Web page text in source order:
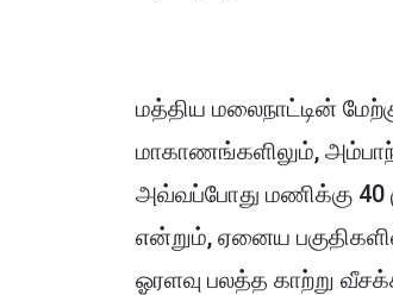
மத்திய மலைநாட்டின்
மாகாணங்களிலும்,
அவ்வப்போது மணிக்கு 40
என்றும், ஏனைய
ஓரளவு பலத்த காற்று